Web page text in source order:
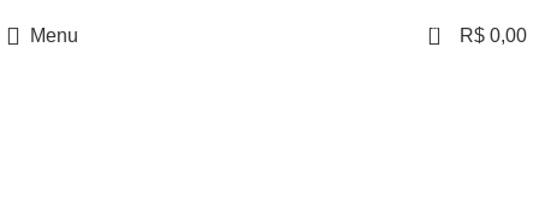
Menu 0 R$ 0,00